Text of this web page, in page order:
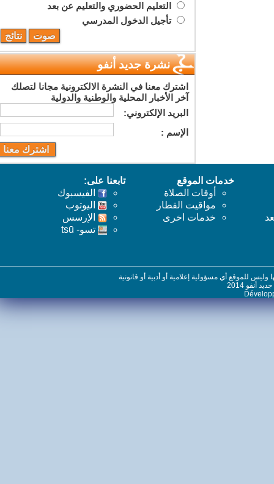
التعليم الحضوري والتعليم عن بعد
تأجيل الدخول المدرسي
نشرة جديد أنفو
اشترك معنا في النشرة الالكترونية مجانا لتصلك
آخر الأخبار المحلية والوطنية والدولية
البريد اﻹلكتروني:
اﻹسم :
خدمات الموقع
أوقات الصلاة
مواقيت القطار
خدمات اخرى
تابعنا على:
الفيسبوك
اليوتوب
اﻹرسس
تسو- tsū
للموقع أي مسؤولية إعلامية أو أدبية أو قانونية
2014